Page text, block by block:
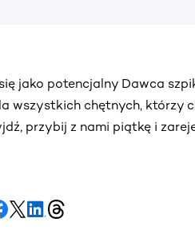
jako potencjalny Dawca
wszystkich chętnych, którzy
przybij z nami piątkę i